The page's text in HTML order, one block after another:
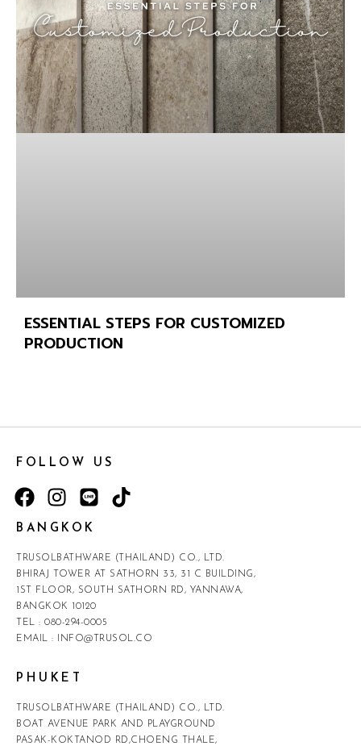
ESSENTIAL STEPS FOR CUSTOMIZED
PRODUCTION
FOLLOW US
BANGKOK
TRUSOLBATHWARE (THAILAND) CO., LTD.
BHIRAJ TOWER AT SATHORN 33, 31 C BUILDING,
1ST FLOOR, SOUTH SATHORN RD, YANNAWA,
BANGKOK 10120
TEL : 080-294-0005
EMAIL :
INFO@TRUSOL.CO
PHUKET
TRUSOLBATHWARE (THAILAND) CO., LTD.
BOAT AVENUE PARK AND PLAYGROUND
PASAK-KOKTANOD RD,CHOENG THALE,